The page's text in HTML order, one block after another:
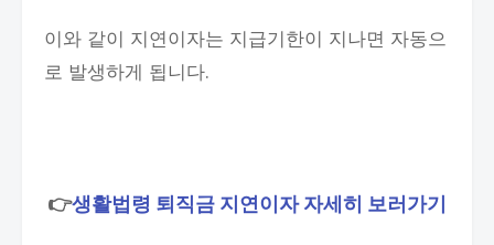
이와 같이 지연이자는 지급기한이 지나면 자동으
로 발생하게 됩니다.
👉생활법령 퇴직금 지연이자 자세히 보러가기